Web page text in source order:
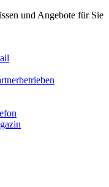
und Angebote für Sie